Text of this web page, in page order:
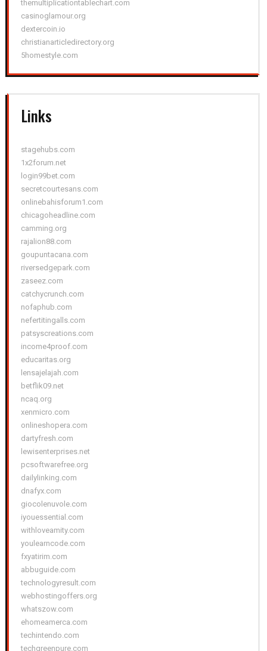
themultiplicationtablechart.com
casinoglamour.org
dextercoin.io
christianarticledirectory.org
5homestyle.com
Links
stagehubs.com
1x2forum.net
login99bet.com
secretcourtesans.com
onlinebahisforum1.com
chicagoheadline.com
camming.org
rajalion88.com
goupuntacana.com
riversedgepark.com
zaseez.com
catchycrunch.com
nofaphub.com
nefertitingalls.com
patsyscreations.com
income4proof.com
educaritas.org
lensajelajah.com
betflik09.net
ncaq.org
xenmicro.com
onlineshopera.com
dartyfresh.com
lewisenterprises.net
pcsoftwarefree.org
dailylinking.com
dnafyx.com
giocolenuvole.com
iyouessential.com
withloveamity.com
youlearncode.com
fxyatirim.com
abbuguide.com
technologyresult.com
webhostingoffers.org
whatszow.com
ehomeamerca.com
techintendo.com
techgreenpure.com